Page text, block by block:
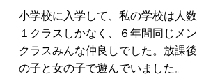
小学校に入学して、私の学校は人
１クラスしかなく、６年間同じメ
クラスみんな仲良しでした。放課
の子と女の子で遊んでいました。